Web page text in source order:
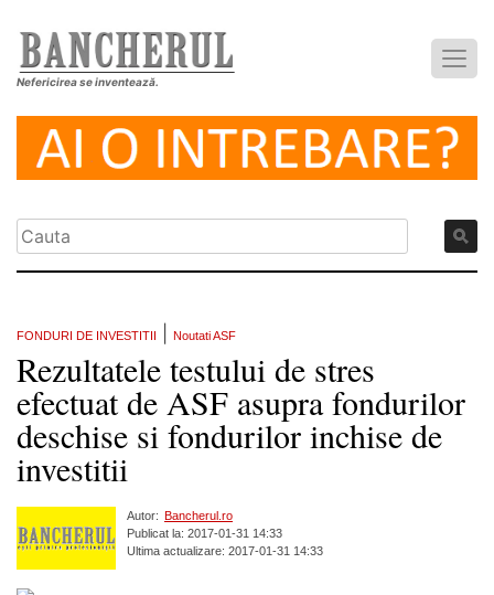
Nefericirea se inventează.
FONDURI DE INVESTITII Noutati ASF
Rezultatele testului de stres
efectuat de ASF asupra fondurilor
deschise si fondurilor inchise de
investitii
Autor: Bancherul.ro
Publicat la: 2017-01-31 14:33
Ultima actualizare: 2017-01-31 14:33